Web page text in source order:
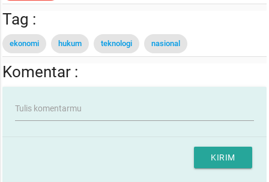
Tag :
ekonomi hukum teknologi nasional
Komentar :
Tulis komentarmu
KIRIM